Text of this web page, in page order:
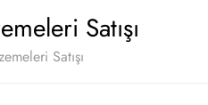
Satışı
Satışı